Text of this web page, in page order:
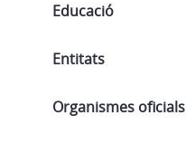
Educació
Entitats
Organismes oficials